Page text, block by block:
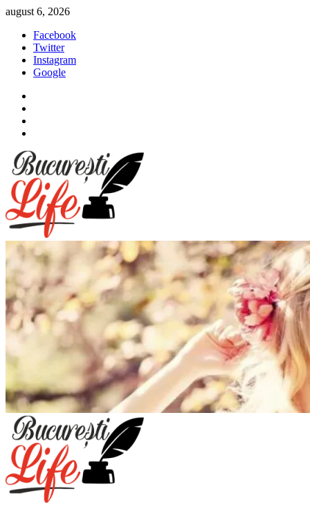
Sari
conținut
august 6, 2026
Facebook
Twitter
Instagram
Google
Meniu
principal